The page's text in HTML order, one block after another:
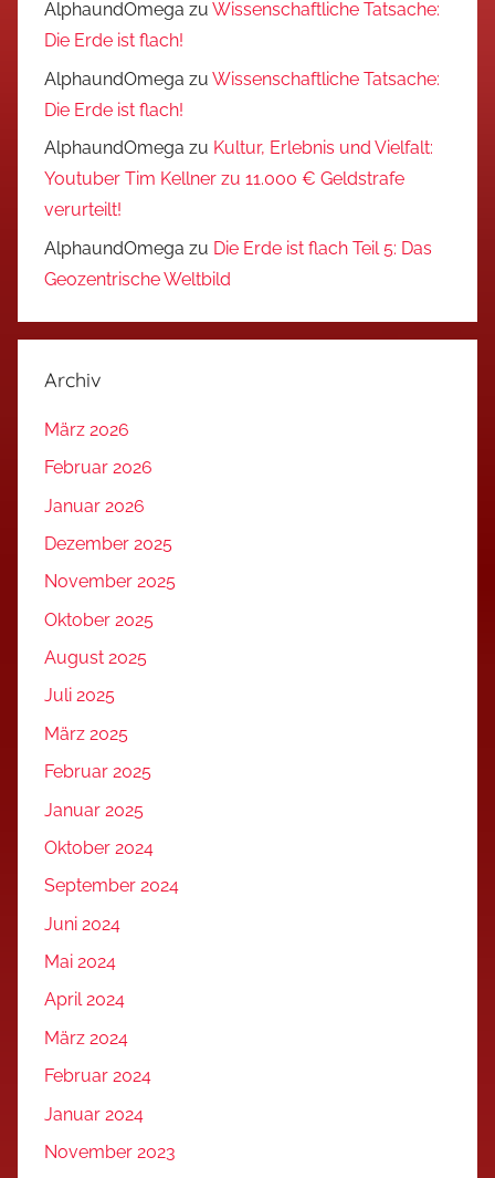
AlphaundOmega zu Wissenschaftliche Tatsache:
Die Erde ist flach!
AlphaundOmega zu Wissenschaftliche Tatsache:
Die Erde ist flach!
AlphaundOmega zu Kultur, Erlebnis und Vielfalt:
Youtuber Tim Kellner zu 11.000 € Geldstrafe
verurteilt!
AlphaundOmega zu Die Erde ist flach Teil 5: Das
Geozentrische Weltbild
Archiv
März 2026
Februar 2026
Januar 2026
Dezember 2025
November 2025
Oktober 2025
August 2025
Juli 2025
März 2025
Februar 2025
Januar 2025
Oktober 2024
September 2024
Juni 2024
Mai 2024
April 2024
März 2024
Februar 2024
Januar 2024
November 2023